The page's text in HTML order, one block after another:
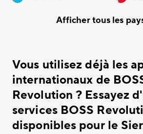
Afficher tous les
Vous utilisez déjà les
internationaux de
Revolution ? Essayez
services BOSS
disponibles pour le